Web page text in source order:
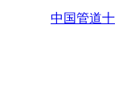
中国管道十